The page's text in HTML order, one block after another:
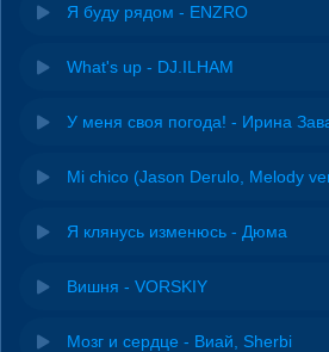
Я буду рядом - ENZRO
What's up - DJ.ILHAM
У меня своя погода! - Ирина
Я клянусь изменюсь - Дюма
Вишня - VORSKIY
Мозг и сердце - Виай, Sherbi